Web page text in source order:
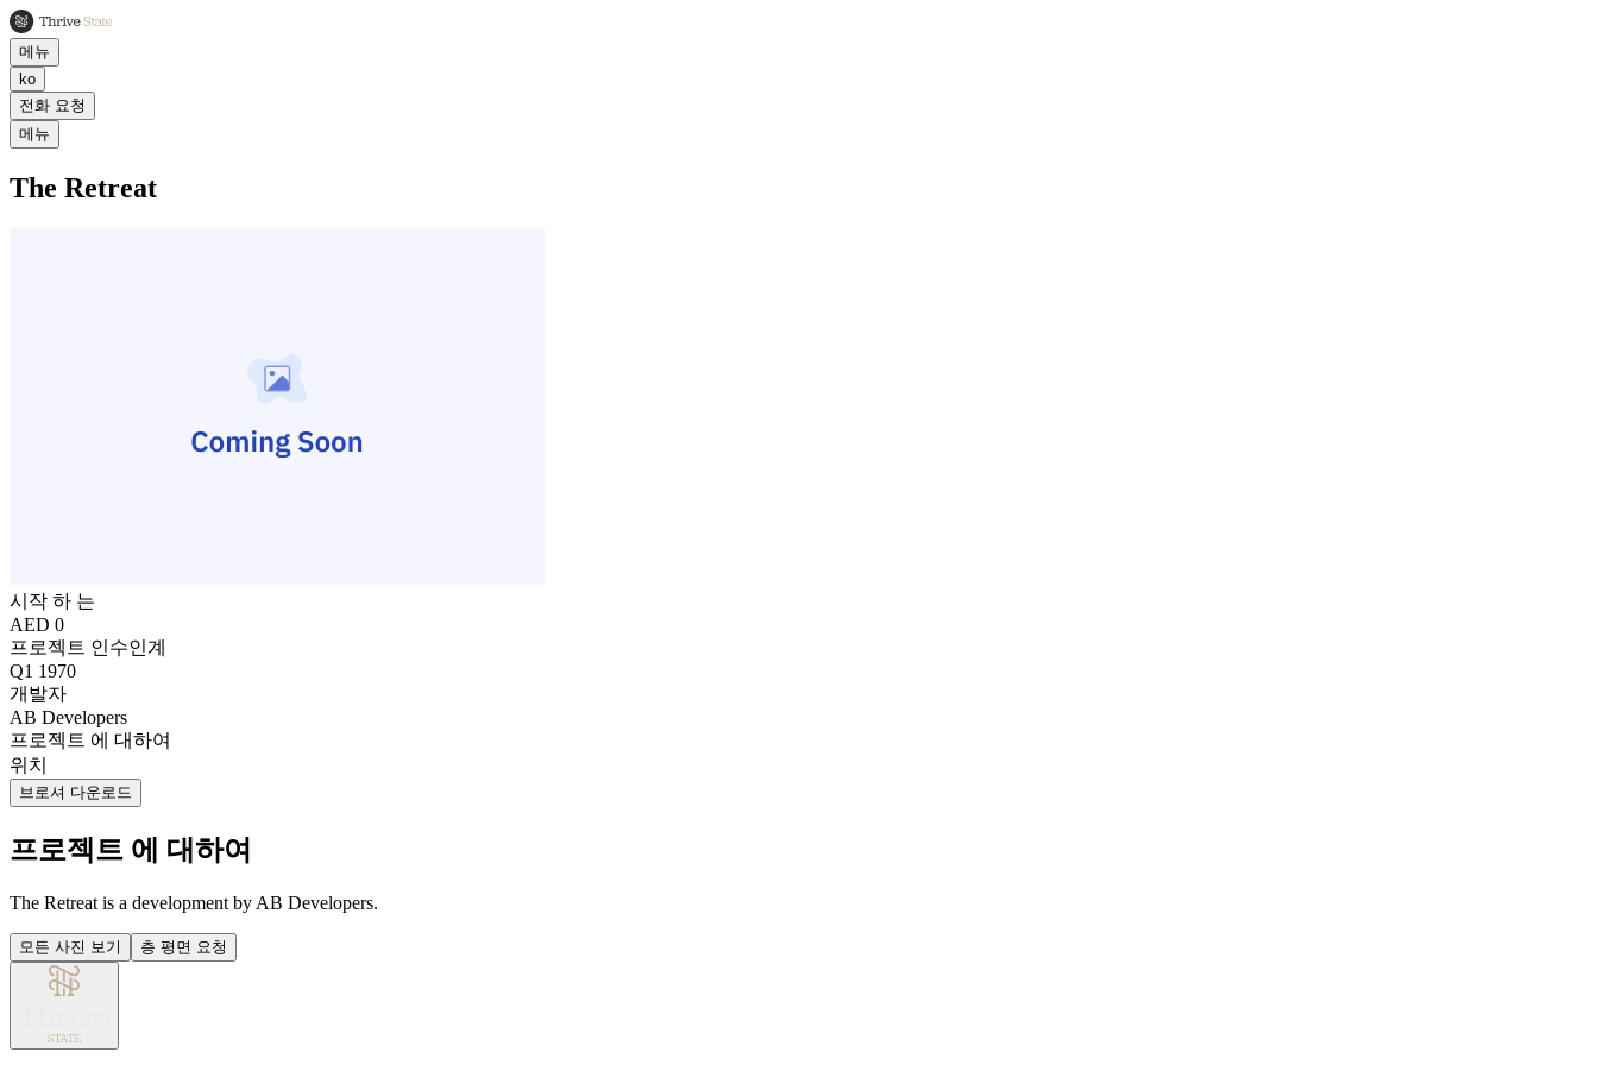
메뉴
ko
전화 요청
메뉴
The Retreat
시작 하 는
AED 0
프로젝트 인수인계
Q1 1970
개발자
AB Developers
프로젝트 에 대하여
위치
브로셔 다운로드
프로젝트 에 대하여
The Retreat is a development by AB Developers.
모든 사진 보기 층 평면 요청